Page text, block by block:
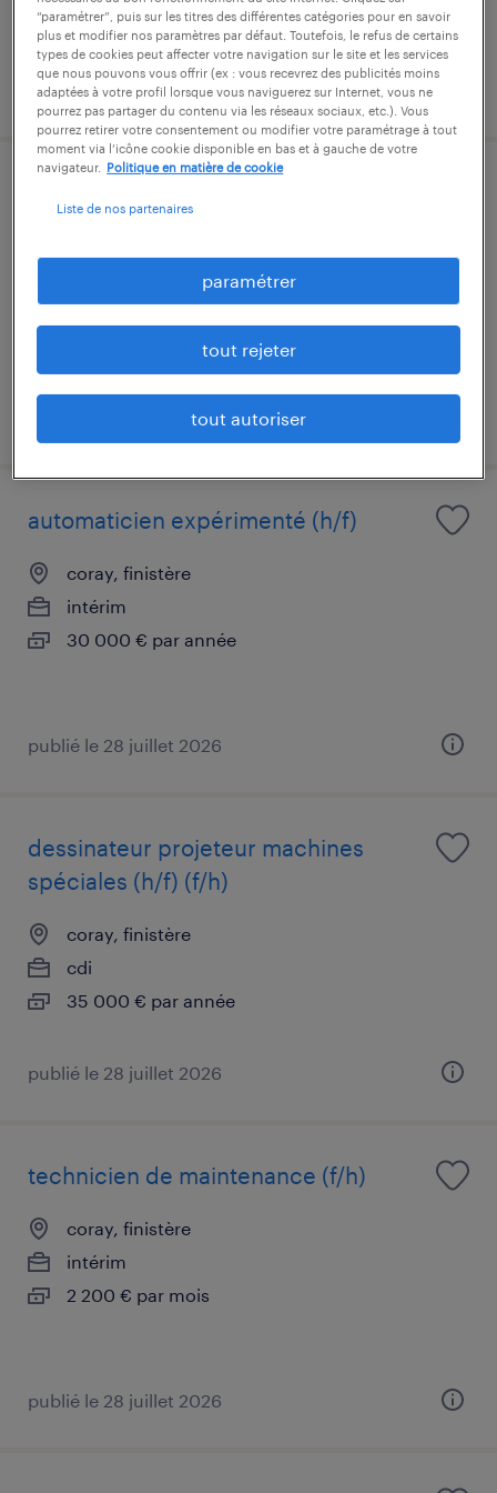
publié le 31 juillet 2026
35 000 € par année
publié le 24 décembre 2025
automaticien expérimenté (h/f)
coray, finistère
intérim
30 000 € par année
publié le 28 juillet 2026
dessinateur projeteur machines
spéciales (h/f) (f/h)
coray, finistère
cdi
35 000 € par année
publié le 28 juillet 2026
technicien de maintenance (f/h)
coray, finistère
intérim
2 200 € par mois
publié le 28 juillet 2026
“paramétrer”, puis sur les titres des différentes catégories pour en savoir
plus et modifier nos paramètres par défaut. Toutefois, le refus de certains
types de cookies peut affecter votre navigation sur le site et les services
que nous pouvons vous offrir (ex : vous recevrez des publicités moins
adaptées à votre profil lorsque vous naviguerez sur Internet, vous ne
pourrez pas partager du contenu via les réseaux sociaux, etc.). Vous
pourrez retirer votre consentement ou modifier votre paramétrage à tout
moment via l’icône cookie disponible en bas et à gauche de votre
navigateur.
Politique en matière de cookie
Liste de nos partenaires
paramétrer
tout rejeter
tout autoriser